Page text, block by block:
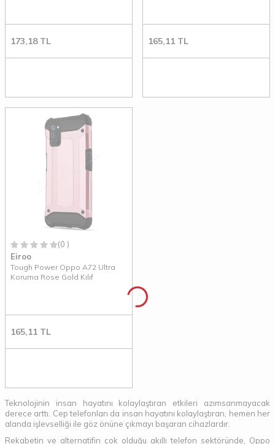
173,18TL 165,11 TL
(0 )
Eiroo
Tough Power Oppo A72 Ultra
Koruma Rose Gold Kılıf
165,11 TL
Teknolojinin insan hayatını kolaylaştıran etkileri azımsanmayacak
derece arttı. Cep telefonları da insan hayatını kolaylaştıran, hemen her
alanda işlevselliği ile göz önüne çıkmayı başaran cihazlardır.
Rekabetin ve alternatifin çok olduğu akıllı telefon sektöründe, Oppo